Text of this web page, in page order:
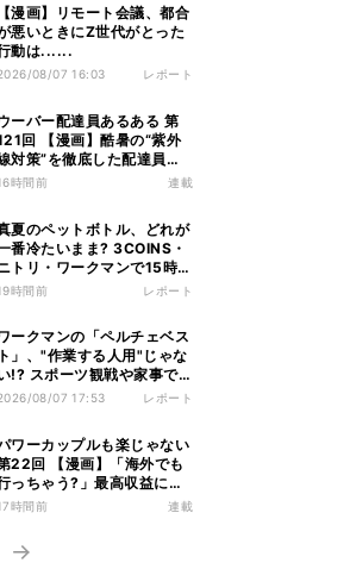
【漫画】リモート会議、都合
悪いときにZ世代がとった
動は......
08/07 16:03 レポート
ーバー配達員あるある 第
回 【漫画】酷暑の“紫外
対策”を徹底した配達員
、数カ月後に絶句した理由
時間前 連載
夏のペットボトル、どれが
番冷たいまま? 3COINS・
トリ・ワークマンで15時間
証してみた
時間前 レポート
ークマンの「ペルチェベス
ト」、"作業する人用"じゃな
!? スポーツ観戦や家事で
熱中症&冷え対策に――話
08/07 17:53 レポート
ワーカップルも楽じゃない
22回 【漫画】「海外でも
っちゃう?」最高収益に喜
夫婦、直後に届いた“通知
時間前 連載